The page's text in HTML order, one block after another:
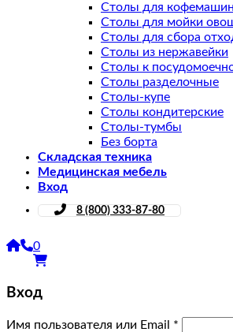
Столы для кофемашин
Столы для мойки
Столы для сбора
Столы из нержавейки
Столы к
Столы разделочные
Столы-купе
Столы кондитерские
Столы-тумбы
Без борта
Складская техника
Медицинская мебель
Вход
8 (800) 333-87-80
0
Вход
Имя пользователя или Email *